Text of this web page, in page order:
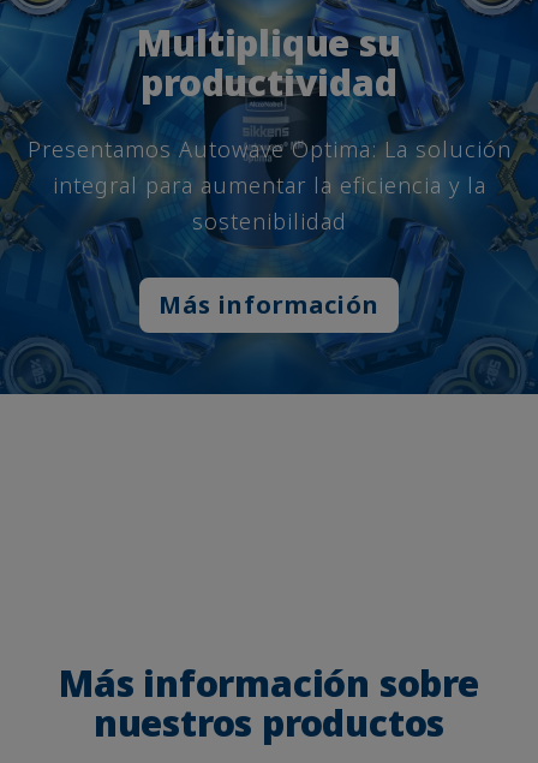
Multiplique su
productividad
Presentamos Autowave Optima: La solución
integral para aumentar la eficiencia y la
sostenibilidad
Más información
Más información sobre
nuestros productos